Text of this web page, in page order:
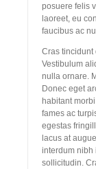
posuere felis
laoreet, eu
faucibus ac
Cras tincidunt
Vestibulum
nulla ornare.
Donec eget
habitant
fames ac
egestas
lacus at
interdum nibh
sollicitudin.